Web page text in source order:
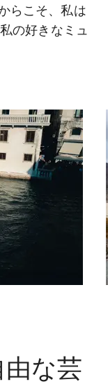
らこそ、私は
の好きなミュ
な芸